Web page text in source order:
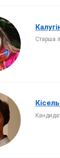
Старша